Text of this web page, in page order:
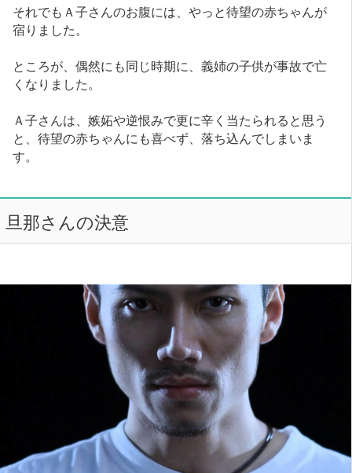
それでもＡ子さんのお腹には、やっと待望の赤ちゃんが
宿りました。
ところが、偶然にも同じ時期に、義姉の子供が事故で亡
くなりました。
Ａ子さんは、嫉妬や逆恨みで更に辛く当たられると思う
と、待望の赤ちゃんにも喜べず、落ち込んでしまいま
す。
旦那さんの決意